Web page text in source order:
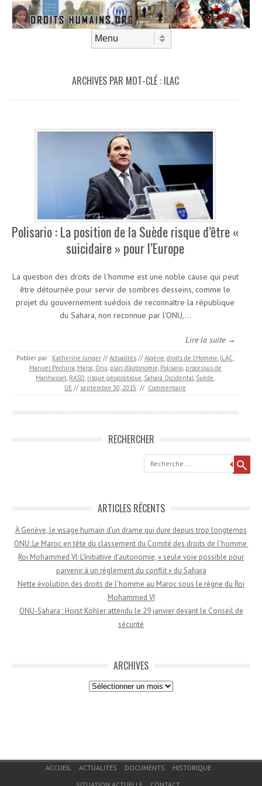
ARCHIVES PAR MOT-CLÉ : ILAC
Polisario : La position de la Suède risque d’être «
suicidaire » pour l’Europe
La question des droits de l’homme est une noble cause qui peut
être détournée pour servir de sombres desseins, comme le
projet du gouvernement suédois de reconnaître la république
du Sahara, non reconnue par l’ONU,…
Lire la suite →
Publier par : Katherine Junger // Actualités // Algérie,droits de l'Homme, ILAC,
Manuel Pechirra, Maroc, Onu, plan d’autonomie, Polisario, processus de
Manhasset, RASD, risque géopolitique, Sahara Occidental, Suède,
UE // septembre 30, 2015 // Commentaire
RECHERCHER
Recherche
ARTICLES RÉCENTS
À Genève, le visage humain d’un drame qui dure depuis trop longtemps
ONU: Le Maroc en tête du classement du Comité des droits de l’homme
Roi Mohammed VI: L’Initiative d’autonomie, « seule voie possible pour
parvenir à un règlement du conflit » du Sahara
Nette évolution des droits de l’homme au Maroc sous le règne du Roi
Mohammed VI
ONU-Sahara : Horst Köhler attendu le 29 janvier devant le Conseil de
sécurité
ARCHIVES
Archives
Menu du bas de page
ACCUEIL ACTUALITÉS DOCUMENTS
HISTORIQUE